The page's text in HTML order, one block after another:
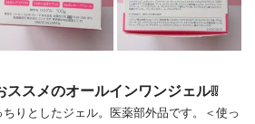
スメのオールインワンジェル❕❕
りとしたジェル。医薬部外品です。＜使っ